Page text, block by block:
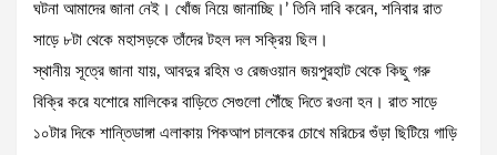
ঘটনা আমাদের জানা নেই। খোঁজ নিয়ে জানাচ্ছি।’ তিনি দাবি করেন, শনিবার রাত
সাড়ে ৮টা থেকে মহাসড়কে তাঁদের টহল দল সক্রিয় ছিল।
স্থানীয় সূত্রে জানা যায়, আবদুর রহিম ও রেজওয়ান জয়পুরহাট থেকে কিছু গরু
বিক্রি করে যশোরে মালিকের বাড়িতে সেগুলো পৌঁছে দিতে রওনা হন। রাত সাড়ে
১০টার দিকে শান্তিডাঙ্গা এলাকায় পিকআপ চালকের চোখে মরিচের গুঁড়া ছিটিয়ে গাড়ি